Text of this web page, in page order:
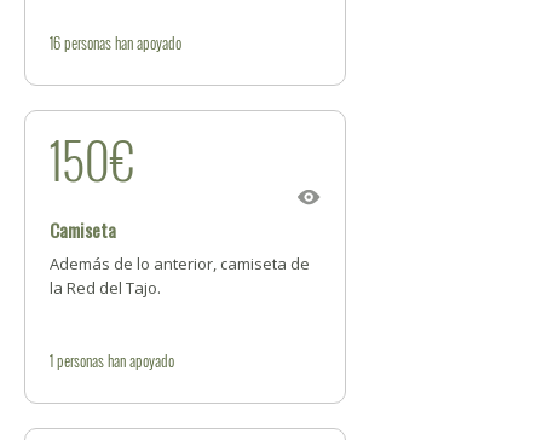
16personashan apoyado
150€
Camiseta
Además de lo anterior, camiseta de
la Red del Tajo.
1personashan apoyado